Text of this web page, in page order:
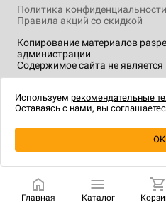
Уведомить
Копирование материалов
администрации
Содержимое сайта не
Политика конфиденциальности
Правила акций со скидкой
технологии.
Главная Каталог
Используем рекомендательные
Оставаясь с нами, вы
OK